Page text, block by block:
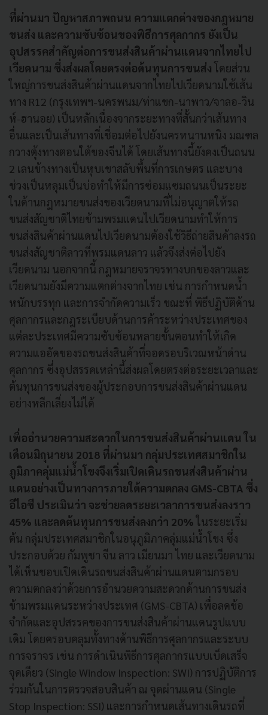
ที่ผ่านมา ปัญหาสภาพถนน ความแตกต่างของกฎหมาย
ขนส่ง และความซับซ้อนของพิธีการศุลกากร ยังเป็น
อุปสรรคสำคัญต่อการขนส่งสินค้าผ่านแดนจากไทยไป
เวียดนาม ซึ่งส่งผลโดยตรงต่อต้นทุนการขนส่ง โดยส่วน
ใหญ่การขนส่งสินค้าผ่านแดนจากไทยไปเวียดนามใช้เส้น
ทาง R12 (กรุงเทพฯ-นครพนม/ท่าแขก-นาพาว/จาลอ-วิน
ห์-ฮานอย) เป็นหลักเนื่องจากระยะทางที่สั้นกว่าเส้นทาง
อื่นและเป็นเส้นทางที่เชื่อมต่อไปยังนครหนานหนิง มณฑล
กวางตุ้งทางตอนใต้ของจีนได้ โดยเส้นทางนี้ยังคงเป็นถนน
2 เลนข้างทางเป็นหุบเขาสลับพื้นที่การเกษตร และบาง
ช่วงเป็นหลุมเป็นบ่อทำให้มีการซ่อมแซมถนนเป็นระยะ
ในด้านกฎหมายขนส่งของเวียดนามที่ไม่อนุญาตให้รถ
ขนส่งสัญชาติไทยข้ามพรมแดนไปเวียดนามทำให้การ
ขนส่งสินค้าผ่านแดนไปเวียดนามต้องใช้วิธีถ่ายสินค้าลงรถ
ขนส่งสัญชาติลาวที่พรมแดนลาว แล้วจึงส่งต่อไปยัง
เวียดนาม นอกจากนี้ กฎหมายจราจรทางบกของลาวและ
เวียดนามยังมีความแตกต่างจากไทย เช่น การกำหนดน้ำ
หนักบรรทุก และการจำกัดความเร็ว ขณะที่ พิธีปฏิบัติด้าน
ศุลกากรและกฎระเบียบด้านการค้าระหว่างประเทศของ
แต่ละประเทศมีความซับซ้อนหลายขั้นตอนทำให้เกิด
ความแออัดของรถขนส่งสินค้าที่จอดรอบริเวณหน้าด่าน
ศุลกากร ซึ่งอุปสรรคเหล่านี้ส่งผลโดยตรงต่อระยะเวลาและ
ต้นทุนการขนส่งของผู้ประกอบการขนส่งสินค้าผ่านแดน
อย่างหลีกเลี่ยงไม่ได้
เพื่ออำนวยความสะดวกในการขนส่งสินค้าผ่านแดน ใน
เดือนมิถุนายน 2018 ที่ผ่านมา กลุ่มประเทศสมาชิกใน
ภูมิภาคลุ่มแม่น้ำโขงจึงเริ่มเปิดเดินรถขนส่งสินค้าผ่าน
แดนอย่างเป็นทางการภายใต้ความตกลง GMS-CBTA ซึ่ง
อีไอซี ประเมินว่า จะช่วยลดระยะเวลาการขนส่งลงราว
45% และลดต้นทุนการขนส่งลงกว่า 20%ในระยะเริ่ม
ต้น กลุ่มประเทศสมาชิกในอนุภูมิภาคลุ่มแม่น้ำโขง ซึ่ง
ประกอบด้วย กัมพูชา จีน ลาว เมียนมา ไทย และเวียดนาม
ได้เห็นชอบเปิดเดินรถขนส่งสินค้าผ่านแดนตามกรอบ
ความตกลงว่าด้วยการอำนวยความสะดวกด้านการขนส่ง
ข้ามพรมแดนระหว่างประเทศ (GMS-CBTA) เพื่อลดข้อ
จำกัดและอุปสรรคของการขนส่งสินค้าผ่านแดนรูปแบบ
เดิม โดยครอบคลุมทั้งทางด้านพิธีการศุลกากรและระบบ
การจราจร เช่น การดำเนินพิธีการศุลกากรแบบเบ็ดเสร็จ
จุดเดียว (Single Window Inspection: SWI) การปฏิบัติการ
ร่วมกันในการตรวจสอบสินค้า ณ จุดผ่านแดน (Single
Stop Inspection: SSI) และการกำหนดเส้นทางเดินรถที่